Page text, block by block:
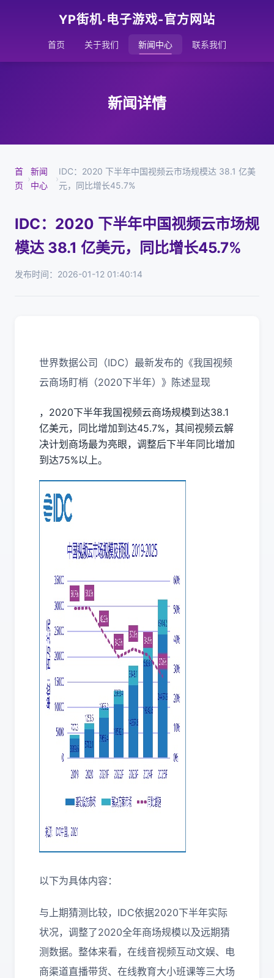
YP街机·电子游戏-官方网站
首页 关于我们 新闻中心 联系我们
新闻详情
首
页
›
新闻
中心
›
IDC：2020 下半年中国视频云市场规模达 38.1 亿美
元，同比增长45.7%
IDC：2020 下半年中国视频云市场规
模达 38.1 亿美元，同比增长45.7%
发布时间：2026-01-12 01:40:14
世界数据公司（IDC）最新发布的《我国视频
云商场盯梢（2020下半年）》陈述显现
，2020下半年我国视频云商场规模到达38.1
亿美元，同比增加到达45.7%，其间视频云解
决计划商场最为亮眼，调整后下半年同比增加
到达75%以上。
以下为具体内容：
与上期猜测比较，IDC依据2020下半年实际
状况，调整了2020全年商场规模以及远期猜
测数据。整体来看，在线音视频互动文娱、电
商渠道直播带货、在线教育大小班课等三大场